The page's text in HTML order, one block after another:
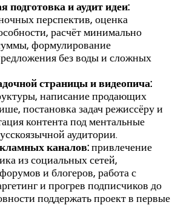
подготовка и аудит идеи:
перспектив, оценка
расчёт минимально
формулирование
без воды и сложных
страницы и видеопича:
написание продающих
постановка задач режиссёру и
контента под ментальные
аудитории.
каналов: привлечение
из социальных сетей,
и блогеров, работа с
и прогрев подписчиков до
поддержать проект в первые